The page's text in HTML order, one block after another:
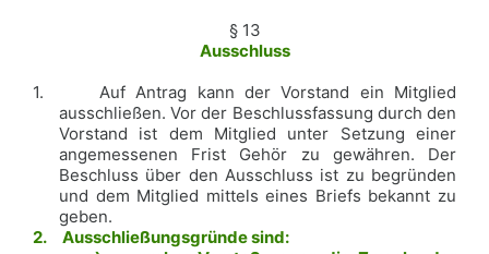
§ 13
Ausschluss
1.
Auf Antrag kann der Vorstand ein Mitglied
ausschließen. Vor der Beschlussfassung durch den
Vorstand ist dem Mitglied unter Setzung einer
angemessenen Frist Gehör zu gewähren. Der
Beschluss über den Ausschluss ist zu begründen
und dem Mitglied mittels eines Briefs bekannt zu
geben.
2.
Ausschließungsgründe sind: